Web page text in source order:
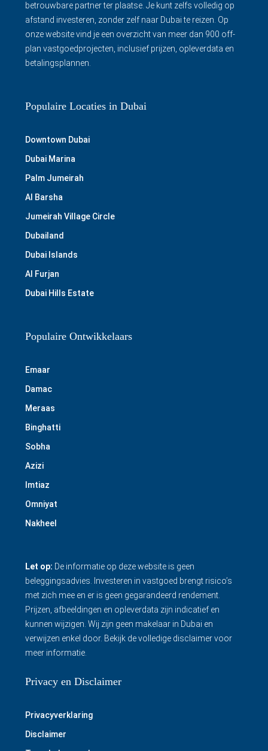
betrouwbare partner ter plaatse. Je kunt zelfs volledig op
afstand investeren, zonder zelf naar Dubai te reizen. Op
onze website vind je een overzicht van meer dan 900 off-
plan vastgoedprojecten, inclusief prijzen, opleverdata en
betalingsplannen.
Populaire Locaties in Dubai
Downtown Dubai
Dubai Marina
Palm Jumeirah
Al Barsha
Jumeirah Village Circle
Dubailand
Dubai Islands
Al Furjan
Dubai Hills Estate
Populaire Ontwikkelaars
Emaar
Damac
Meraas
Binghatti
Sobha
Azizi
Imtiaz
Omniyat
Nakheel
Let op: De informatie op deze website is geen
beleggingsadvies. Investeren in vastgoed brengt risico’s
met zich mee en er is geen gegarandeerd rendement.
Prijzen, afbeeldingen en opleverdata zijn indicatief en
kunnen wijzigen. Wij zijn geen makelaar in Dubai en
verwijzen enkel door. Bekijk de volledige disclaimervoor
meer informatie.
Privacy en Disclaimer
Privacyverklaring
Disclaimer